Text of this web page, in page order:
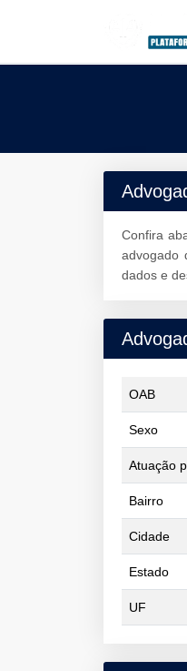
Confira
advogado
dados e
OAB
Sexo
Atuação
Bairro
Cidade
Estado
UF